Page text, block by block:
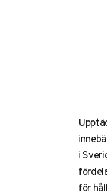
i
för